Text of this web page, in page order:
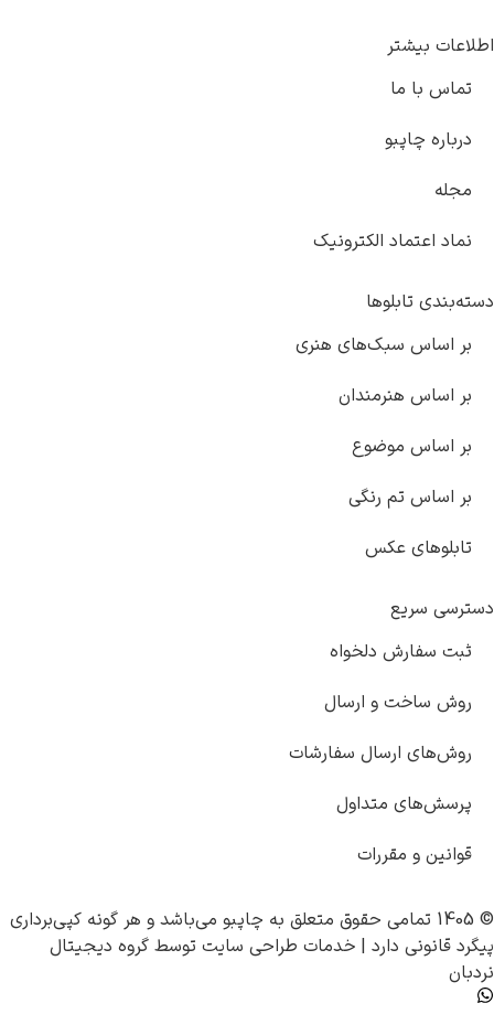
اطلاعات بیشتر
تماس با ما
درباره چاپبو
مجله
نماد اعتماد الکترونیک
دسته‌بندی تابلوها
بر اساس سبک‌های هنری
بر اساس هنرمندان
بر اساس موضوع
بر اساس تم رنگی
تابلوهای عکس
دسترسی سریع
ثبت سفارش دلخواه
روش ساخت و ارسال
روش‌های ارسال سفارشات
پرسش‌های متداول
قوانین و مقررات
© 1405 تمامی حقوق متعلق به چاپبو می‌باشد و هر گونه کپی‌برداری
پیگرد قانونی دارد | خدمات طراحی سایت توسط گروه دیجیتال
نردبان